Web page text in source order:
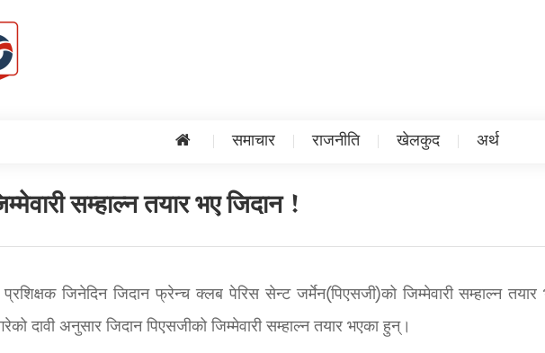
समाचार राजनीति खेलकुद अर्थ
सम्हाल्न तयार भए जिदान !
जिनेदिन जिदान फ्रेन्च क्लब पेरिस सेन्ट जर्मेन(पिएसजी)को जिम्मेवारी सम्हाल्न
दावी अनुसार जिदान पिएसजीको जिम्मेवारी सम्हाल्न तयार भएका हुन्।